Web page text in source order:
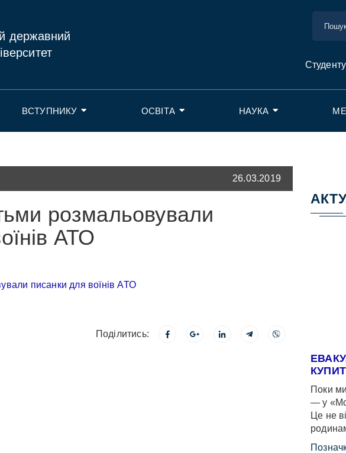
державний
Студенту
ВСТУПНИКУ ОСВІТА НАУКА
26.03.2019
розмальовували
АТО
Поділитись:
Поки
— у
Це не